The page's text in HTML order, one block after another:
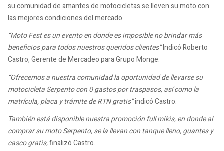
su comunidad de amantes de motocicletas se lleven su moto con
las mejores condiciones del mercado.
“Moto Fest es un evento en donde es imposible no brindar más
beneficios para todos nuestros queridos clientes”Indicó Roberto
Castro, Gerente de Mercadeo para Grupo Monge.
“Ofrecemos a nuestra comunidad la oportunidad de llevarse su
motocicleta Serpento con 0 gastos por traspasos, así como la
matrícula, placa y trámite de RTN gratis”indicó Castro.
También está disponible nuestra promoción full mikis, en donde al
comprar su moto Serpento, se la llevan con tanque lleno, guantes y
casco gratis,finalizó Castro.